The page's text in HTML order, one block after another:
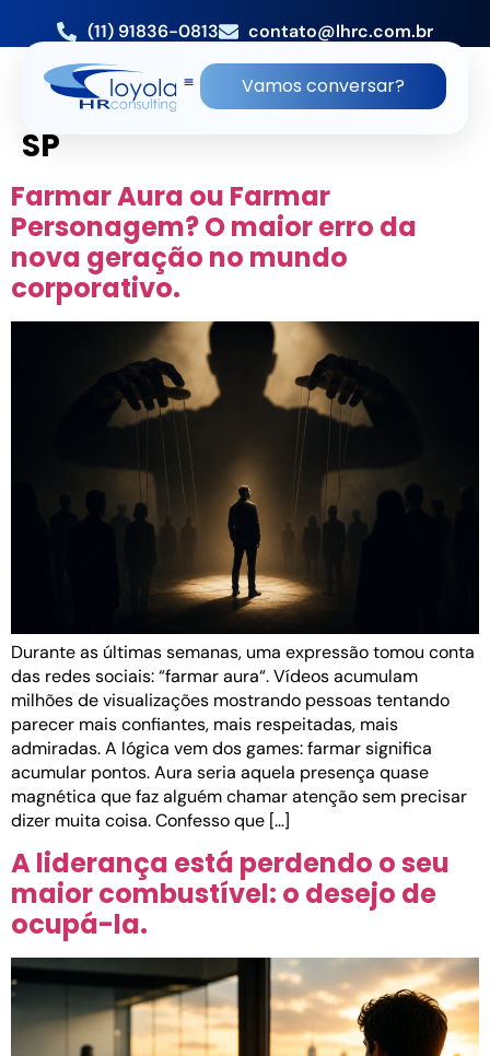
(11) 91836-0813 contato@lhrc.com.br
Vamos conversar?
TAG:EMPRESA DE
RECRUTAMENTO E SELEÇÃO
SP
Farmar Aura ou Farmar
Personagem? O maior erro da
nova geração no mundo
corporativo.
Durante as últimas semanas, uma expressão tomou conta
das redes sociais: “farmar aura“. Vídeos acumulam
milhões de visualizações mostrando pessoas tentando
parecer mais confiantes, mais respeitadas, mais
admiradas. A lógica vem dos games: farmar significa
acumular pontos. Aura seria aquela presença quase
magnética que faz alguém chamar atenção sem precisar
dizer muita coisa. Confesso que […]
A liderança está perdendo o seu
maior combustível: o desejo de
ocupá-la.